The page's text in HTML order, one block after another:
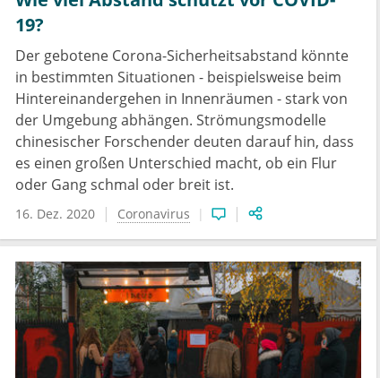
19?
Der gebotene Corona-Sicherheitsabstand könnte
in bestimmten Situationen - beispielsweise beim
Hintereinandergehen in Innenräumen - stark von
der Umgebung abhängen. Strömungsmodelle
chinesischer Forschender deuten darauf hin, dass
es einen großen Unterschied macht, ob ein Flur
oder Gang schmal oder breit ist.
16. Dez. 2020 Coronavirus